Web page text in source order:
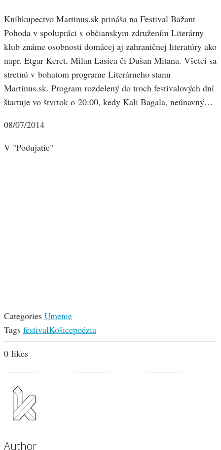
Kníhkupectvo Martinus.sk prináša na Festival Bažant
Pohoda v spolupráci s občianskym združením Literárny
klub známe osobnosti domácej aj zahraničnej literatúry ako
napr. Etgar Keret, Milan Lasica či Dušan Mitana. Všetci sa
stretnú v bohatom programe Literárneho stanu
Martinus.sk. Program rozdelený do troch festivalových dní
štartuje vo štvrtok o 20:00, kedy Kali Bagala, neúnavný…
08/07/2014
V "Podujatie"
Categories Umenie
Tags festivalKošicepoézia
0 likes
Author